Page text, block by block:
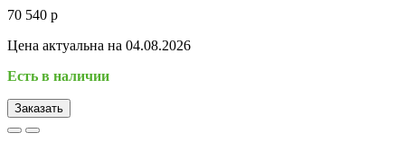
70 540 р
Цена актуальна на 04.08.2026
Есть в наличии
Заказать